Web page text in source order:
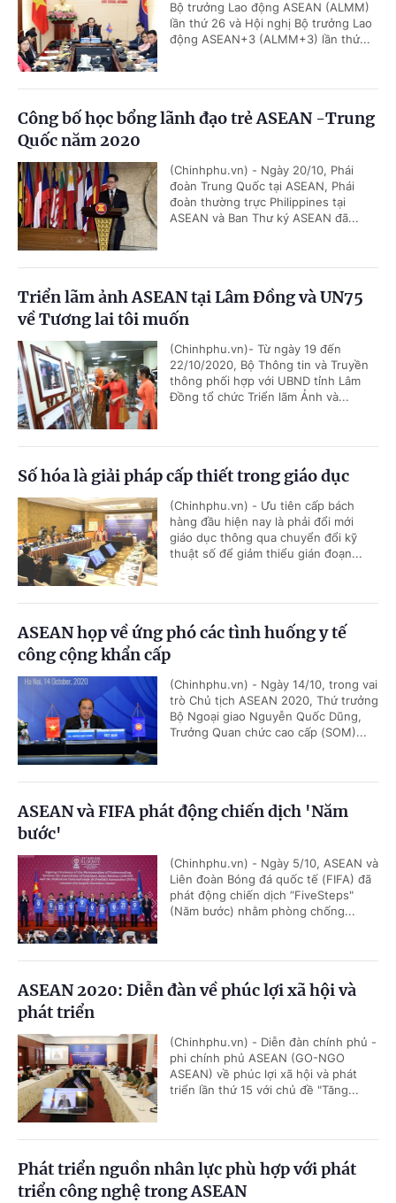
Bộ trưởng Lao động ASEAN (ALMM)
lần thứ 26 và Hội nghị Bộ trưởng Lao
động ASEAN+3 (ALMM+3) lần thứ...
Công bố học bổng lãnh đạo trẻ ASEAN -Trung
Quốc năm 2020
(Chinhphu.vn) - Ngày 20/10, Phái
đoàn Trung Quốc tại ASEAN, Phái
đoàn thường trực Philippines tại
ASEAN và Ban Thư ký ASEAN đã...
Triển lãm ảnh ASEAN tại Lâm Đồng và UN75
về Tương lai tôi muốn
(Chinhphu.vn)- Từ ngày 19 đến
22/10/2020, Bộ Thông tin và Truyền
thông phối hợp với UBND tỉnh Lâm
Đồng tổ chức Triển lãm Ảnh và...
Số hóa là giải pháp cấp thiết trong giáo dục
(Chinhphu.vn) - Ưu tiên cấp bách
hàng đầu hiện nay là phải đổi mới
giáo dục thông qua chuyển đổi kỹ
thuật số để giảm thiểu gián đoạn...
ASEAN họp về ứng phó các tình huống y tế
công cộng khẩn cấp
(Chinhphu.vn) - Ngày 14/10, trong vai
trò Chủ tịch ASEAN 2020, Thứ trưởng
Bộ Ngoại giao Nguyễn Quốc Dũng,
Trưởng Quan chức cao cấp (SOM)...
ASEAN và FIFA phát động chiến dịch 'Năm
bước'
(Chinhphu.vn) - Ngày 5/10, ASEAN và
Liên đoàn Bóng đá quốc tế (FIFA) đã
phát động chiến dịch “FiveSteps"
(Năm bước) nhằm phòng chống...
ASEAN 2020: Diễn đàn về phúc lợi xã hội và
phát triển
(Chinhphu.vn) - Diễn đàn chính phủ -
phi chính phủ ASEAN (GO-NGO
ASEAN) về phúc lợi xã hội và phát
triển lần thứ 15 với chủ đề "Tăng...
Phát triển nguồn nhân lực phù hợp với phát
triển công nghệ trong ASEAN